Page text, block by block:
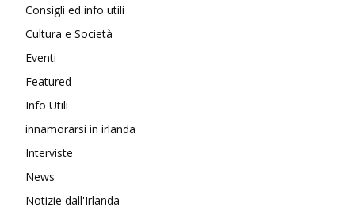
Consigli ed info utili
Cultura e Società
Eventi
Featured
Info Utili
innamorarsi in irlanda
Interviste
News
Notizie dall'Irlanda